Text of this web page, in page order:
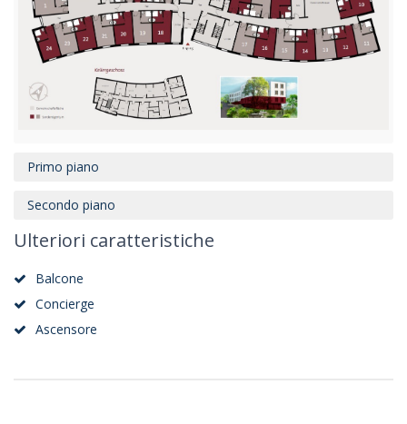
Primo piano
Secondo piano
Ulteriori caratteristiche
Balcone
Concierge
Ascensore